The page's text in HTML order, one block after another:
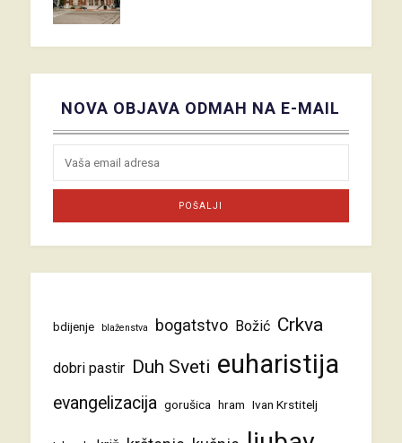
NOVA OBJAVA ODMAH NA E-MAIL
bdijenje blaženstva bogatstvo Božić Crkva
dobri pastir Duh Sveti euharistija
evangelizacija gorušica hram Ivan Krstitelj